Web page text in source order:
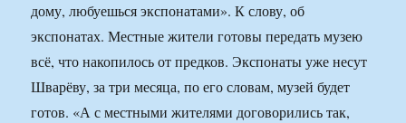
дому, любуешься экспонатами». К слову, об
экспонатах. Местные жители готовы передать музею
всё, что накопилось от предков. Экспонаты уже несут
Шварёву, за три месяца, по его словам, музей будет
готов. «А с местными жителями договорились так,